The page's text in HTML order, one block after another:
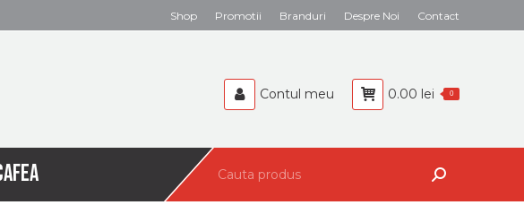
Shop Promotii Branduri Despre Noi Contact
Contul meu 0.00 lei 0
COPII SI BEBELUSI CAFEA
Search: